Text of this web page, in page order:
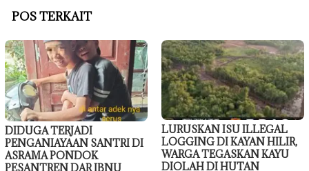
POS TERKAIT
DIDUGA TERJADI
PENGANIAYAAN SANTRI DI
ASRAMA PONDOK
PESANTREN DAR IBNU
LURUSKAN ISU ILLEGAL
LOGGING DI KAYAN HILIR,
WARGA TEGASKAN KAYU
DIOLAH DI HUTAN